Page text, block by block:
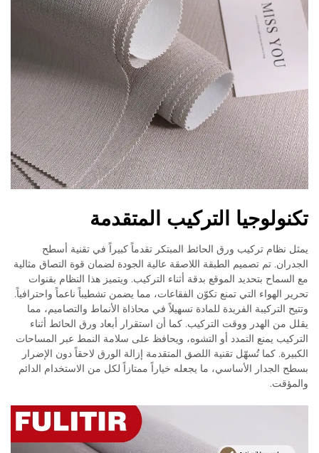
تكنولوجيا التركيب المتقدمة
يمثل نظام تركيب ورق الحائط المبتكر تقدماً كبيراً في تقنية أسطح
الجدران. تم تصميم الطبقة اللاصقة عالية الجودة لضمان قوة التصاق مثالية
مع السماح بتحديد الموقع بدقة أثناء التركيب. ويتميز هذا النظام بقنوات
تحرير الهواء التي تمنع تكوّن الفقاعات، مما يضمن تشطيباً ناعماً واحترافياً.
وتتيح التركيبة الفريدة للمادة تسهيلاً في محاذاة الأنماط والتصاميم، مما
يقلل من الهدر ووقت التركيب. كما أن استقرار أبعاد ورق الحائط أثناء
التركيب يمنع التمدد أو التشوه، ويحافظ على سلامة النمط عبر المساحات
الكبيرة. كما تُسهّل تقنية اللصق المتقدمة إزالة الورق لاحقاً دون الإضرار
بسطح الجدار الأساسي، ما يجعله خياراً ممتازاً لكل من الاستخدام الدائم
والمؤقت.